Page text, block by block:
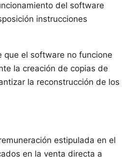
del software
instrucciones
que el software no funcione
la creación de copias de
la reconstrucción de los
estipulada en el
en la venta directa a